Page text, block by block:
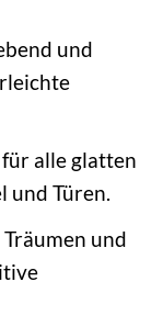
und
alle glatten
und Türen.
Träumen und